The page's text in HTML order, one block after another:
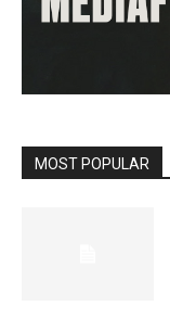
MOST POPULAR